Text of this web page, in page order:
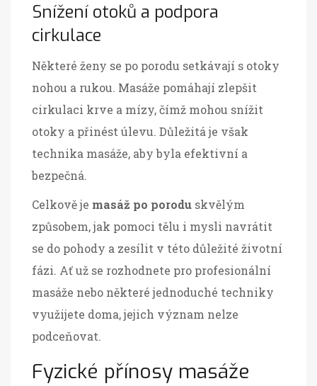
Snížení otoků a podpora
cirkulace
Některé ženy se po porodu setkávají s otoky
nohou a rukou. Masáže pomáhají zlepšit
cirkulaci krve a mízy, čímž mohou snížit
otoky a přinést úlevu. Důležitá je však
technika masáže, aby byla efektivní a
bezpečná.
Celkově je masáž po porodu skvělým
způsobem, jak pomoci tělu i mysli navrátit
se do pohody a zesílit v této důležité životní
fázi. Ať už se rozhodnete pro profesionální
masáže nebo některé jednoduché techniky
využijete doma, jejich význam nelze
podceňovat.
Fyzické přínosy masáže